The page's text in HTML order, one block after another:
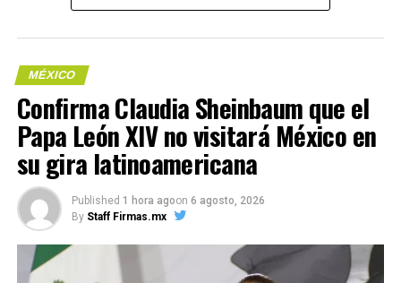
Asimismo, hay presencia de autobuses sobre Avenida
Independencia, a la altura del Teatro Metropólitan.
MÉXICO
Confirma Claudia Sheinbaum que el
Papa León XIV no visitará México en
su gira latinoamericana
Published 1 hora agoon 6 agosto, 2026
By Staff Firmas.mx